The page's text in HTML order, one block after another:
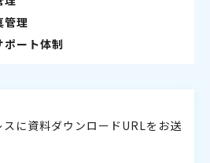
管理
ポート体制
に資料ダウンロードURLをお送